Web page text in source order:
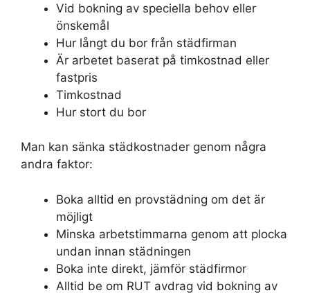
Vid bokning av speciella behov eller
önskemål
Hur långt du bor från städfirman
Är arbetet baserat på timkostnad eller
fastpris
Timkostnad
Hur stort du bor
Man kan sänka städkostnader genom några
andra faktor:
Boka alltid en provstädning om det är
möjligt
Minska arbetstimmarna genom att plocka
undan innan städningen
Boka inte direkt, jämför städfirmor
Alltid be om RUT avdrag vid bokning av